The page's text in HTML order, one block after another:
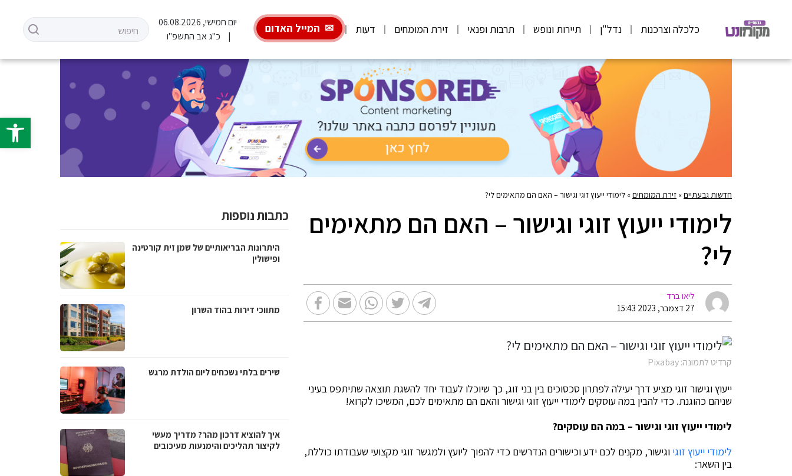
פתח
כלכלה וצרכנות נדל"ן תיירות ונופש תרבות ופנאי זירת המומחים דעות המייל האדום
יום חמישי, 06.08.2026
כ"ג אב התשפ"ו
חדשות גבעתיים» זירת המומחים» לימודי ייעוץ זוגי וגישור – האם הם מתאימים לי?
לימודי ייעוץ זוגי וגישור – האם הם מתאימים
לי?
ליאו ברד
27 דצמבר, 2023 15:43
קרדיט לתמונה: Pixabay
ייעוץ וגישור זוגי מציע דרך יעילה לפתרון סכסוכים בין בני זוג, כך שיוכלו לעבוד יחד להשגת תוצאה שתיתפס בעיני
שניהם כהוגנת. כדי להבין במה עוסקים לימודי ייעוץ זוגי וגישור והאם הם מתאימים לכם, המשיכו לקרוא!
לימודי ייעוץ זוגי וגישור – במה הם עוסקים?
לימודי ייעוץ זוגי וגישור, מקנים לכם ידע וכישורים הנדרשים כדי להפוך ליועץ ולמגשר זוגי מקצועי שעבודתו כוללת,
בין השאר:
כתבות נוספות
היתרונות הבריאותיים של שמן זית קורטינה
ופישולין
מתווכי דירות בהוד השרון
שירים בלתי נשכחים ליום הולדת מרגש
איך להוציא דרכון מהר? מדריך מעשי
לקיצור תהליכים והימנעות מעיכובים